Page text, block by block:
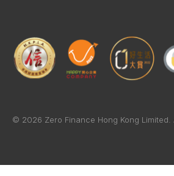
© 2026 Zero Finance Hong Kong Limited.